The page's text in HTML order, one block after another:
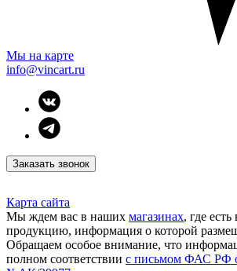
Мы на карте
info@vincart.ru
Заказать звонок
Карта сайта
Мы ждем вас в наших магазинах, где
продукцию, информация о которой
Обращаем особое внимание, что
полном соответствии с письмом ФАС РФ